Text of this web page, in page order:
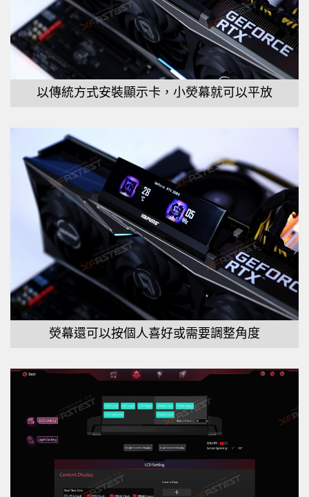
以傳統方式安裝顯示卡，小熒幕就可以平放
熒幕還可以按個人喜好或需要調整角度